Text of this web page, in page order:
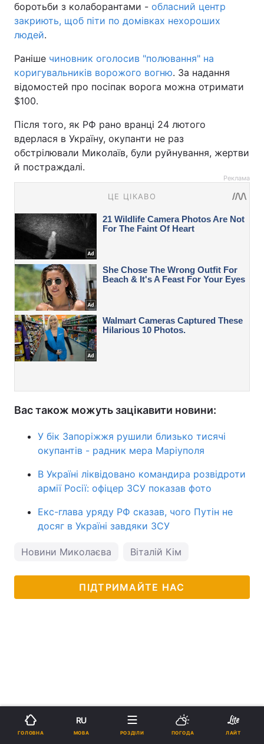
боротьби з колаборантами - обласний центр
закриють, щоб піти по домівках нехороших
людей.
Раніше чиновник оголосив "полювання" на
коригувальників ворожого вогню. За надання
відомостей про посіпак ворога можна отримати
$100.
Після того, як РФ рано вранці 24 лютого
вдерлася в Україну, окупанти не раз
обстрілювали Миколаїв, були руйнування, жертви
й постраждалі.
Реклама
Вас також можуть зацікавити новини:
У бік Запоріжжя рушили близько тисячі
окупантів - радник мера Маріуполя
В Україні ліквідовано командира розвідроти
армії Росії: офіцер ЗСУ показав фото
Екс-глава уряду РФ сказав, чого Путін не
досяг в Україні завдяки ЗСУ
Новини Миколаєва Віталій Кім
ПІДТРИМАЙТЕ НАС
ГОЛОВНА
RU
МОВА РОЗДІЛИ ПОГОДА ЛАЙТ